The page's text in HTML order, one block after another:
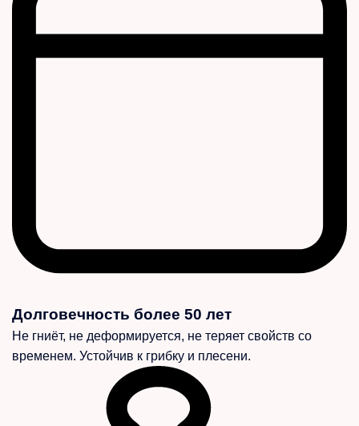
Долговечность более 50 лет
Не гниёт, не деформируется, не теряет свойств со
временем. Устойчив к грибку и плесени.